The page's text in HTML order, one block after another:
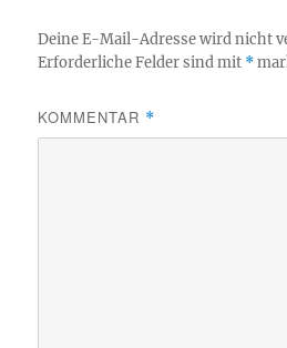
Deine E-Mail-Adresse wird nicht
Erforderliche Felder sind mit *
KOMMENTAR *